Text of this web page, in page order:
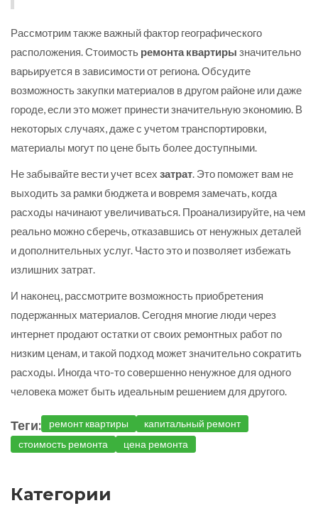
Рассмотрим также важный фактор географического
расположения. Стоимость ремонта квартиры значительно
варьируется в зависимости от региона. Обсудите
возможность закупки материалов в другом районе или даже
городе, если это может принести значительную экономию. В
некоторых случаях, даже с учетом транспортировки,
материалы могут по цене быть более доступными.
Не забывайте вести учет всех затрат. Это поможет вам не
выходить за рамки бюджета и вовремя замечать, когда
расходы начинают увеличиваться. Проанализируйте, на чем
реально можно сберечь, отказавшись от ненужных деталей
и дополнительных услуг. Часто это и позволяет избежать
излишних затрат.
И наконец, рассмотрите возможность приобретения
подержанных материалов. Сегодня многие люди через
интернет продают остатки от своих ремонтных работ по
низким ценам, и такой подход может значительно сократить
расходы. Иногда что-то совершенно ненужное для одного
человека может быть идеальным решением для другого.
Теги: ремонт квартиры
капитальный ремонт
стоимость ремонта
цена ремонта
Категории